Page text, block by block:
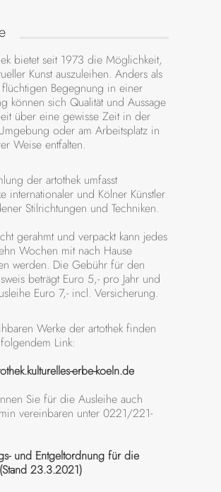
bietet seit 1973 die Möglichkeit,
Kunst auszuleihen. Anders als
Begegnung in einer
können sich Qualität und Aussage
über eine gewisse Zeit in der
oder am Arbeitsplatz in
Weise entfalten.
der artothek umfasst
internationaler und Kölner Künstler
Stilrichtungen und Techniken.
gerahmt und verpackt kann jedes
Wochen mit nach Hause
werden. Die Gebühr für den
beträgt Euro 5,- pro Jahr und
Euro 7,- incl. Versicherung.
Werke der artothek finden
Link:
erbe-koeln.de
Sie für die Ausleihe auch
vereinbaren unter 0221/221-
und Entgeltordnung für die
23.3.2021)